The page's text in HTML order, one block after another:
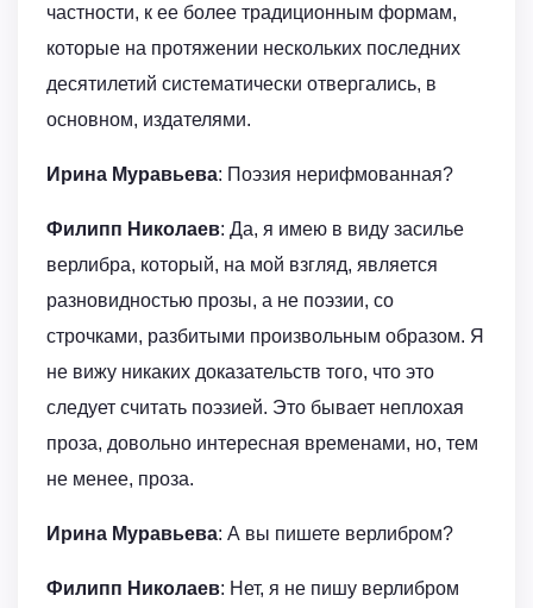
частности, к ее более традиционным формам,
которые на протяжении нескольких последних
десятилетий систематически отвергались, в
основном, издателями.
Ирина Муравьева: Поэзия нерифмованная?
Филипп Николаев: Да, я имею в виду засилье
верлибра, который, на мой взгляд, является
разновидностью прозы, а не поэзии, со
строчками, разбитыми произвольным образом. Я
не вижу никаких доказательств того, что это
следует считать поэзией. Это бывает неплохая
проза, довольно интересная временами, но, тем
не менее, проза.
Ирина Муравьева: А вы пишете верлибром?
Филипп Николаев: Нет, я не пишу верлибром